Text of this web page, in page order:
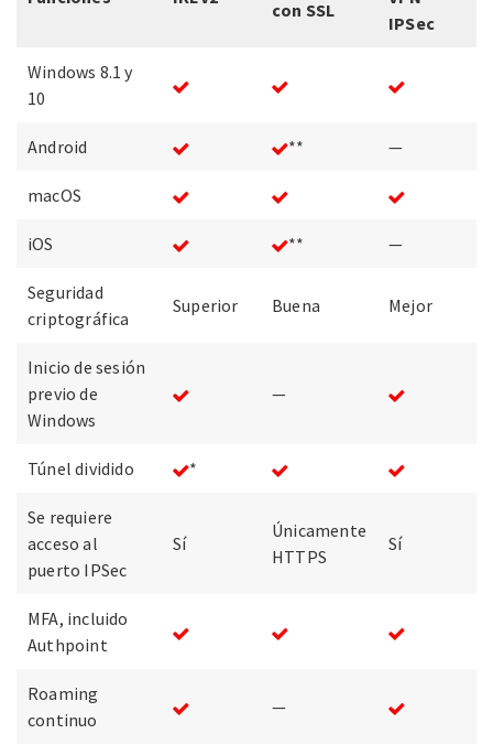
con SSL
IPSec
Windows 8.1 y
10
Android ** —
macOS
iOS ** —
Seguridad
criptográfica
Superior Buena Mejor
Inicio de sesión
previo de
Windows
—
Túnel dividido *
Se requiere
acceso al
puerto IPSec
Sí
Únicamente
HTTPS
Sí
MFA, incluido
Authpoint
Roaming
continuo
—